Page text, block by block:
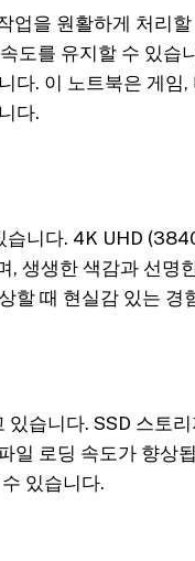
을 원활하게 처리할
도를 유지할 수 있습
다. 이 노트북은 게임
다.
니다. 4K UHD
생생한 색감과 선명
할 때 현실감 있는 경
습니다. SSD 스토
일 로딩 속도가 향상
있습니다.